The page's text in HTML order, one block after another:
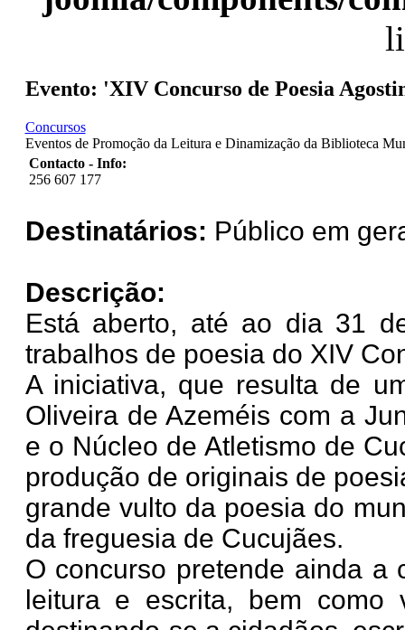
Evento: 'XIV Concurso de Poesia
Concursos
Eventos de Promoção da Leitura e Dinamização da Biblioteca
Contacto - Info:
256 607 177
Destinatários: Público em
Descrição:
Está aberto, até ao dia 31
trabalhos de poesia do XIV
A iniciativa, que resulta de
Oliveira de Azeméis com a
e o Núcleo de Atletismo de
produção de originais de
grande vulto da poesia do
da freguesia de Cucujães.
O concurso pretende ainda a
leitura e escrita, bem como